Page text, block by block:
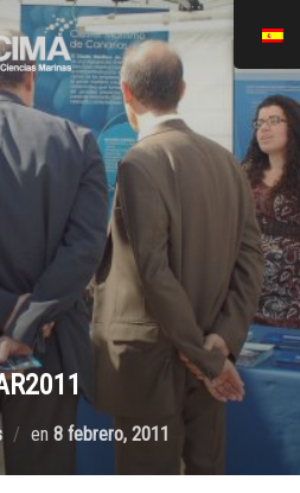
en 8 febrero, 2011